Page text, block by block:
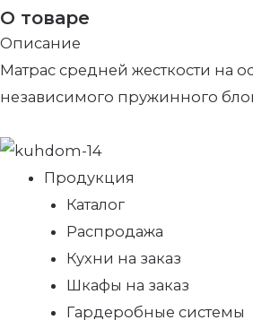
О товаре
Описание
Матрас средней жесткости на
независимого пружинного
Продукция
Каталог
Распродажа
Кухни на заказ
Шкафы на заказ
Гардеробные системы